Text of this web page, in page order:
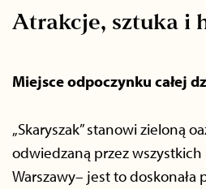
Atrakcje, sztuka i
Miejsce odpoczynku całej
„Skaryszak” stanowi zieloną
odwiedzaną przez
Warszawy– jest to doskonała